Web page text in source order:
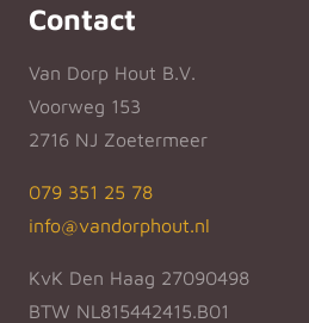
Contact
Van Dorp Hout B.V.
Voorweg 153
2716 NJ Zoetermeer
079 351 25 78
info@vandorphout.nl
KvK Den Haag 27090498
BTW NL815442415.B01